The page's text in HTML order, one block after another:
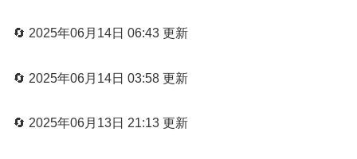
🔄 2025年06月14日 06:43 更新
🔄 2025年06月14日 03:58 更新
🔄 2025年06月13日 21:13 更新